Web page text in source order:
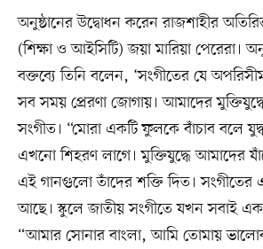
অনুষ্ঠানের উদ্বোধন করেন রাজশাহীর
(শিক্ষা ও আইসিটি) জয়া মারিয়া পেরেরা।
বক্তব্যে তিনি বলেন, ‘সংগীতের যে
সব সময় প্রেরণা জোগায়। আমাদের
সংগীত। “মোরা একটি ফুলকে বাঁচাব বলে
এখনো শিহরণ লাগে। মুক্তিযুদ্ধে আমাদের
এই গানগুলো তাঁদের শক্তি দিত। সংগীতের
আছে। স্কুলে জাতীয় সংগীতে যখন সবাই
“আমার সোনার বাংলা, আমি তোমায়